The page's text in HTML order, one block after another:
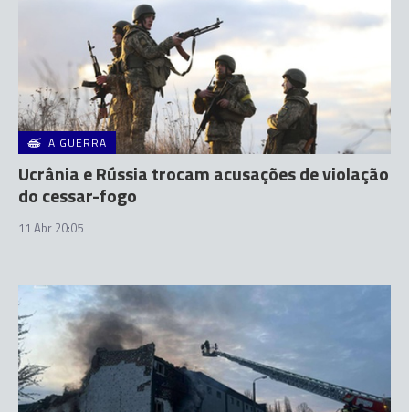
A GUERRA
Ucrânia e Rússia trocam acusações de violação
do cessar-fogo
11 Abr 20:05